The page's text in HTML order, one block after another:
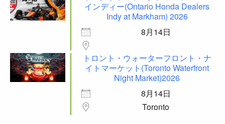
インディー(Ontario Honda Dealers
Indy at Markham) 2026
8月14日
トロント・ウォーターフロント・ナ
イトマーケット(Toronto Waterfront
Night Market)2026
8月14日
Toronto